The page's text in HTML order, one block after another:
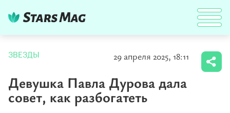
ЗВЕЗДЫ 29 апреля 2025, 18:11
Девушка Павла Дурова дала
совет, как разбогатеть